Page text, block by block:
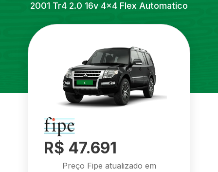
2001 Tr4 2.0 16v 4x4 Flex Automatico
R$ 47.691
Preço Fipe atualizado em